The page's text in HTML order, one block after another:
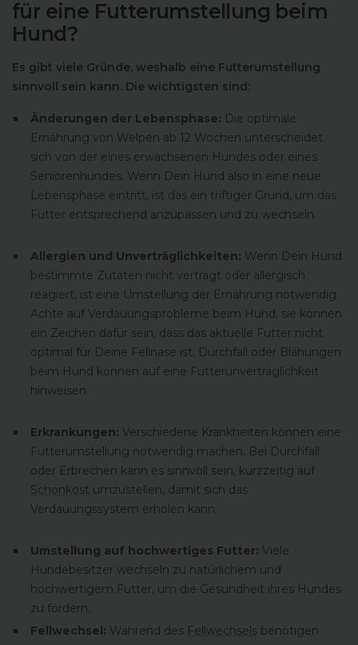
für eine Futterumstellung beim
Hund?
Es gibt viele Gründe, weshalb eine Futterumstellung
sinnvoll sein kann. Die wichtigsten sind:
Änderungen der Lebensphase: Die optimale
Ernährung von Welpen ab 12 Wochen unterscheidet
sich von der eines erwachsenen Hundes oder eines
Seniorenhundes. Wenn Dein Hund also in eine neue
Lebensphase eintritt, ist das ein triftiger Grund, um das
Futter entsprechend anzupassen und zu wechseln.
Allergien und Unverträglichkeiten: Wenn Dein Hund
bestimmte Zutaten nicht verträgt oder allergisch
reagiert, ist eine Umstellung der Ernährung notwendig.
Achte auf Verdauungsprobleme beim Hund, sie können
ein Zeichen dafür sein, dass das aktuelle Futter nicht
optimal für Deine Fellnase ist. Durchfall oder Blähungen
beim Hund können auf eine Futterunverträglichkeit
hinweisen.
Erkrankungen: Verschiedene Krankheiten können eine
Futterumstellung notwendig machen. Bei Durchfall
oder Erbrechen kann es sinnvoll sein, kurzzeitig auf
Schonkost umzustellen, damit sich das
Verdauungssystem erholen kann.
Umstellung auf hochwertiges Futter: Viele
Hundebesitzer wechseln zu natürlichem und
hochwertigem Futter, um die Gesundheit ihres Hundes
zu fördern.
Fellwechsel: Während des Fellwechselsbenötigen